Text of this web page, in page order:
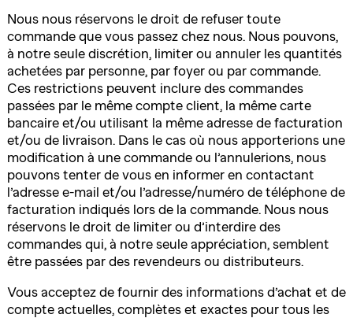
Nous nous réservons le droit de refuser toute
commande que vous passez chez nous. Nous pouvons,
à notre seule discrétion, limiter ou annuler les quantités
achetées par personne, par foyer ou par commande.
Ces restrictions peuvent inclure des commandes
passées par le même compte client, la même carte
bancaire et/ou utilisant la même adresse de facturation
et/ou de livraison. Dans le cas où nous apporterions une
modification à une commande ou l’annulerions, nous
pouvons tenter de vous en informer en contactant
l’adresse e-mail et/ou l’adresse/numéro de téléphone de
facturation indiqués lors de la commande. Nous nous
réservons le droit de limiter ou d’interdire des
commandes qui, à notre seule appréciation, semblent
être passées par des revendeurs ou distributeurs.
Vous acceptez de fournir des informations d’achat et de
compte actuelles, complètes et exactes pour tous les